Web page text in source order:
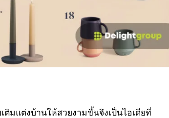
แต่งบ้านให้สวยงามขึ้นจึงเป็นไอเดียที่